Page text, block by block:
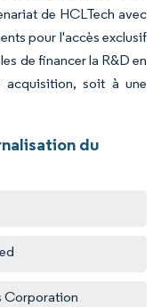
de HCLTech avec
pour l'accès exclusif
de financer la R&D en
soit à une
du
Corporation